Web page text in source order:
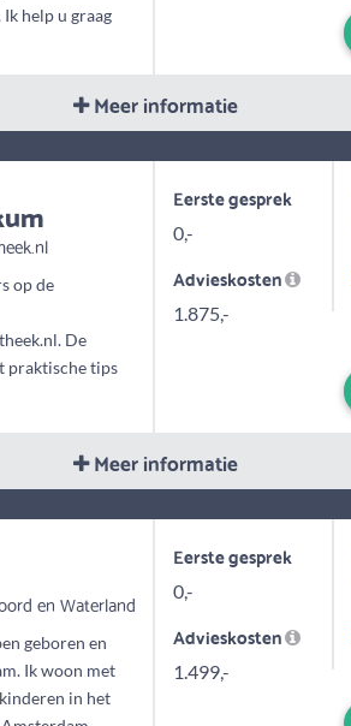
help u graag
Meer informatie
op de
De
praktische tips
Eerste gesprek
0,-
Advieskosten
1.875,-
Meer informatie
en Waterland
geboren en
Ik woon met
in het
Eerste gesprek
0,-
Advieskosten
1.499,-